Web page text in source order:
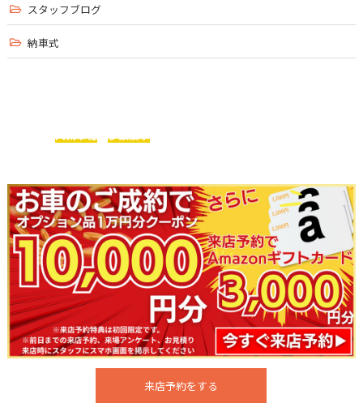
スタッフブログ
納車式
人気車種を 多数展示まずはお気軽にご来店ください！
来店予約をする